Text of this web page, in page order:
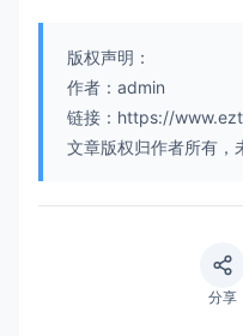
版权声明：
作者：admin
链接：https://
文章版权归作者所有，
分享